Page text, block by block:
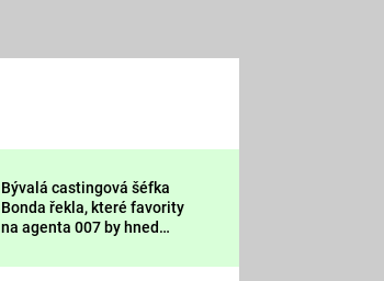
Prima LAJK
Sledujte nás
Bývalá castingová šéfka
Bonda řekla, které favority
na agenta 007 by hned